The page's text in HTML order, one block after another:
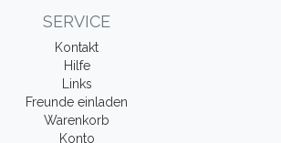
SERVICE
Kontakt
Hilfe
Links
Freunde einladen
Warenkorb
Konto